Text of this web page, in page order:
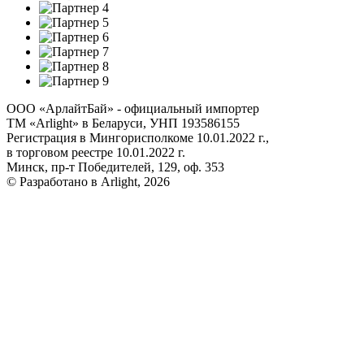
ООО «АрлайтБай» - официальный импортер
ТМ «Arlight» в Беларуси, УНП 193586155
Регистрация в Мингорисполкоме 10.01.2022 г.,
в торговом реестре 10.01.2022 г.
Минск, пр-т Победителей, 129, оф. 353
© Разработано в Arlight, 2026